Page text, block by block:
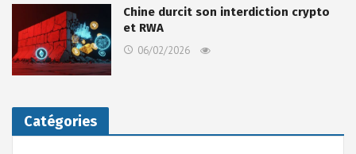
Chine durcit son interdiction crypto
et RWA
06/02/2026
Catégories